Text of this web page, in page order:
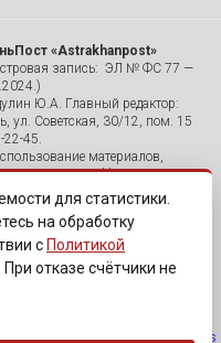
«Astrakhanpost»
запись: ЭЛ № ФС 77 —
Ю.А. Главный редактор:
ул. Советская, 30/12, пом. 15
22-45.
материалов,
издания «Astrakhanpost»,
источника и публикацией
Комментарии
редактирования.
удалить их с сайта или
нарушают законы РФ.
18+»
·Изменить согласие на cookies
для статистики.
на обработку
с Политикой
. При отказе счётчики не